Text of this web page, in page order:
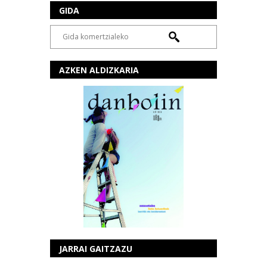
GIDA
AZKEN ALDIZKARIA
JARRAI GAITZAZU